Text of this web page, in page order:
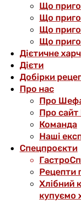
Що
Що
Що
Що
Дієтичне
Дієти
Добірки
Про нас
Про
Про
Команда
Наші
Спецпроєкти
Рецепти
Хлібний
купуємо